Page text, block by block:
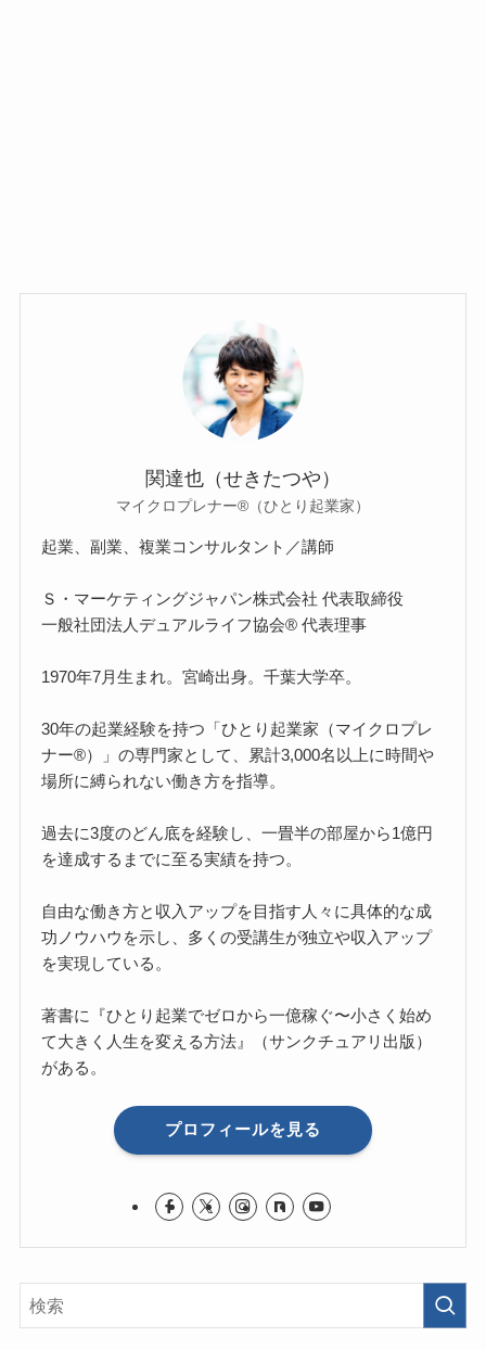
関達也（せきたつや）
マイクロプレナー®（ひとり起業家）
起業、副業、複業コンサルタント／講師
Ｓ・マーケティングジャパン株式会社 代表取締役
一般社団法人デュアルライフ協会® 代表理事
1970年7月生まれ。宮崎出身。千葉大学卒。
30年の起業経験を持つ「ひとり起業家（マイクロプレ
ナー®）」の専門家として、累計3,000名以上に時間や
場所に縛られない働き方を指導。
過去に3度のどん底を経験し、一畳半の部屋から1億円
を達成するまでに至る実績を持つ。
自由な働き方と収入アップを目指す人々に具体的な成
功ノウハウを示し、多くの受講生が独立や収入アップ
を実現している。
著書に『ひとり起業でゼロから一億稼ぐ〜小さく始め
て大きく人生を変える方法』（サンクチュアリ出版）
がある。
プロフィールを見る